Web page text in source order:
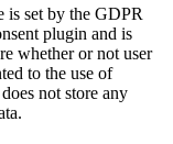
is set by the GDPR
plugin and is
whether or not user
to the use of
not store any